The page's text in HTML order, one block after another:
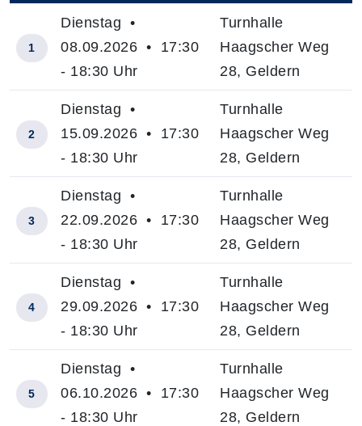
1
Dienstag •
08.09.2026 • 17:30
- 18:30 Uhr
Turnhalle
Haagscher Weg
28, Geldern
2
Dienstag •
15.09.2026 • 17:30
- 18:30 Uhr
Turnhalle
Haagscher Weg
28, Geldern
3
Dienstag •
22.09.2026 • 17:30
- 18:30 Uhr
Turnhalle
Haagscher Weg
28, Geldern
4
Dienstag •
29.09.2026 • 17:30
- 18:30 Uhr
Turnhalle
Haagscher Weg
28, Geldern
5
Dienstag •
06.10.2026 • 17:30
- 18:30 Uhr
Turnhalle
Haagscher Weg
28, Geldern